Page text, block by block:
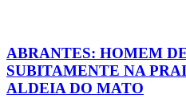
ABRANTES: HOMEM
SUBITAMENTE NA
ALDEIA DO MATO